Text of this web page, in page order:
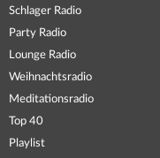
Schlager Radio
Party Radio
Lounge Radio
Weihnachtsradio
Meditationsradio
Top 40
Playlist